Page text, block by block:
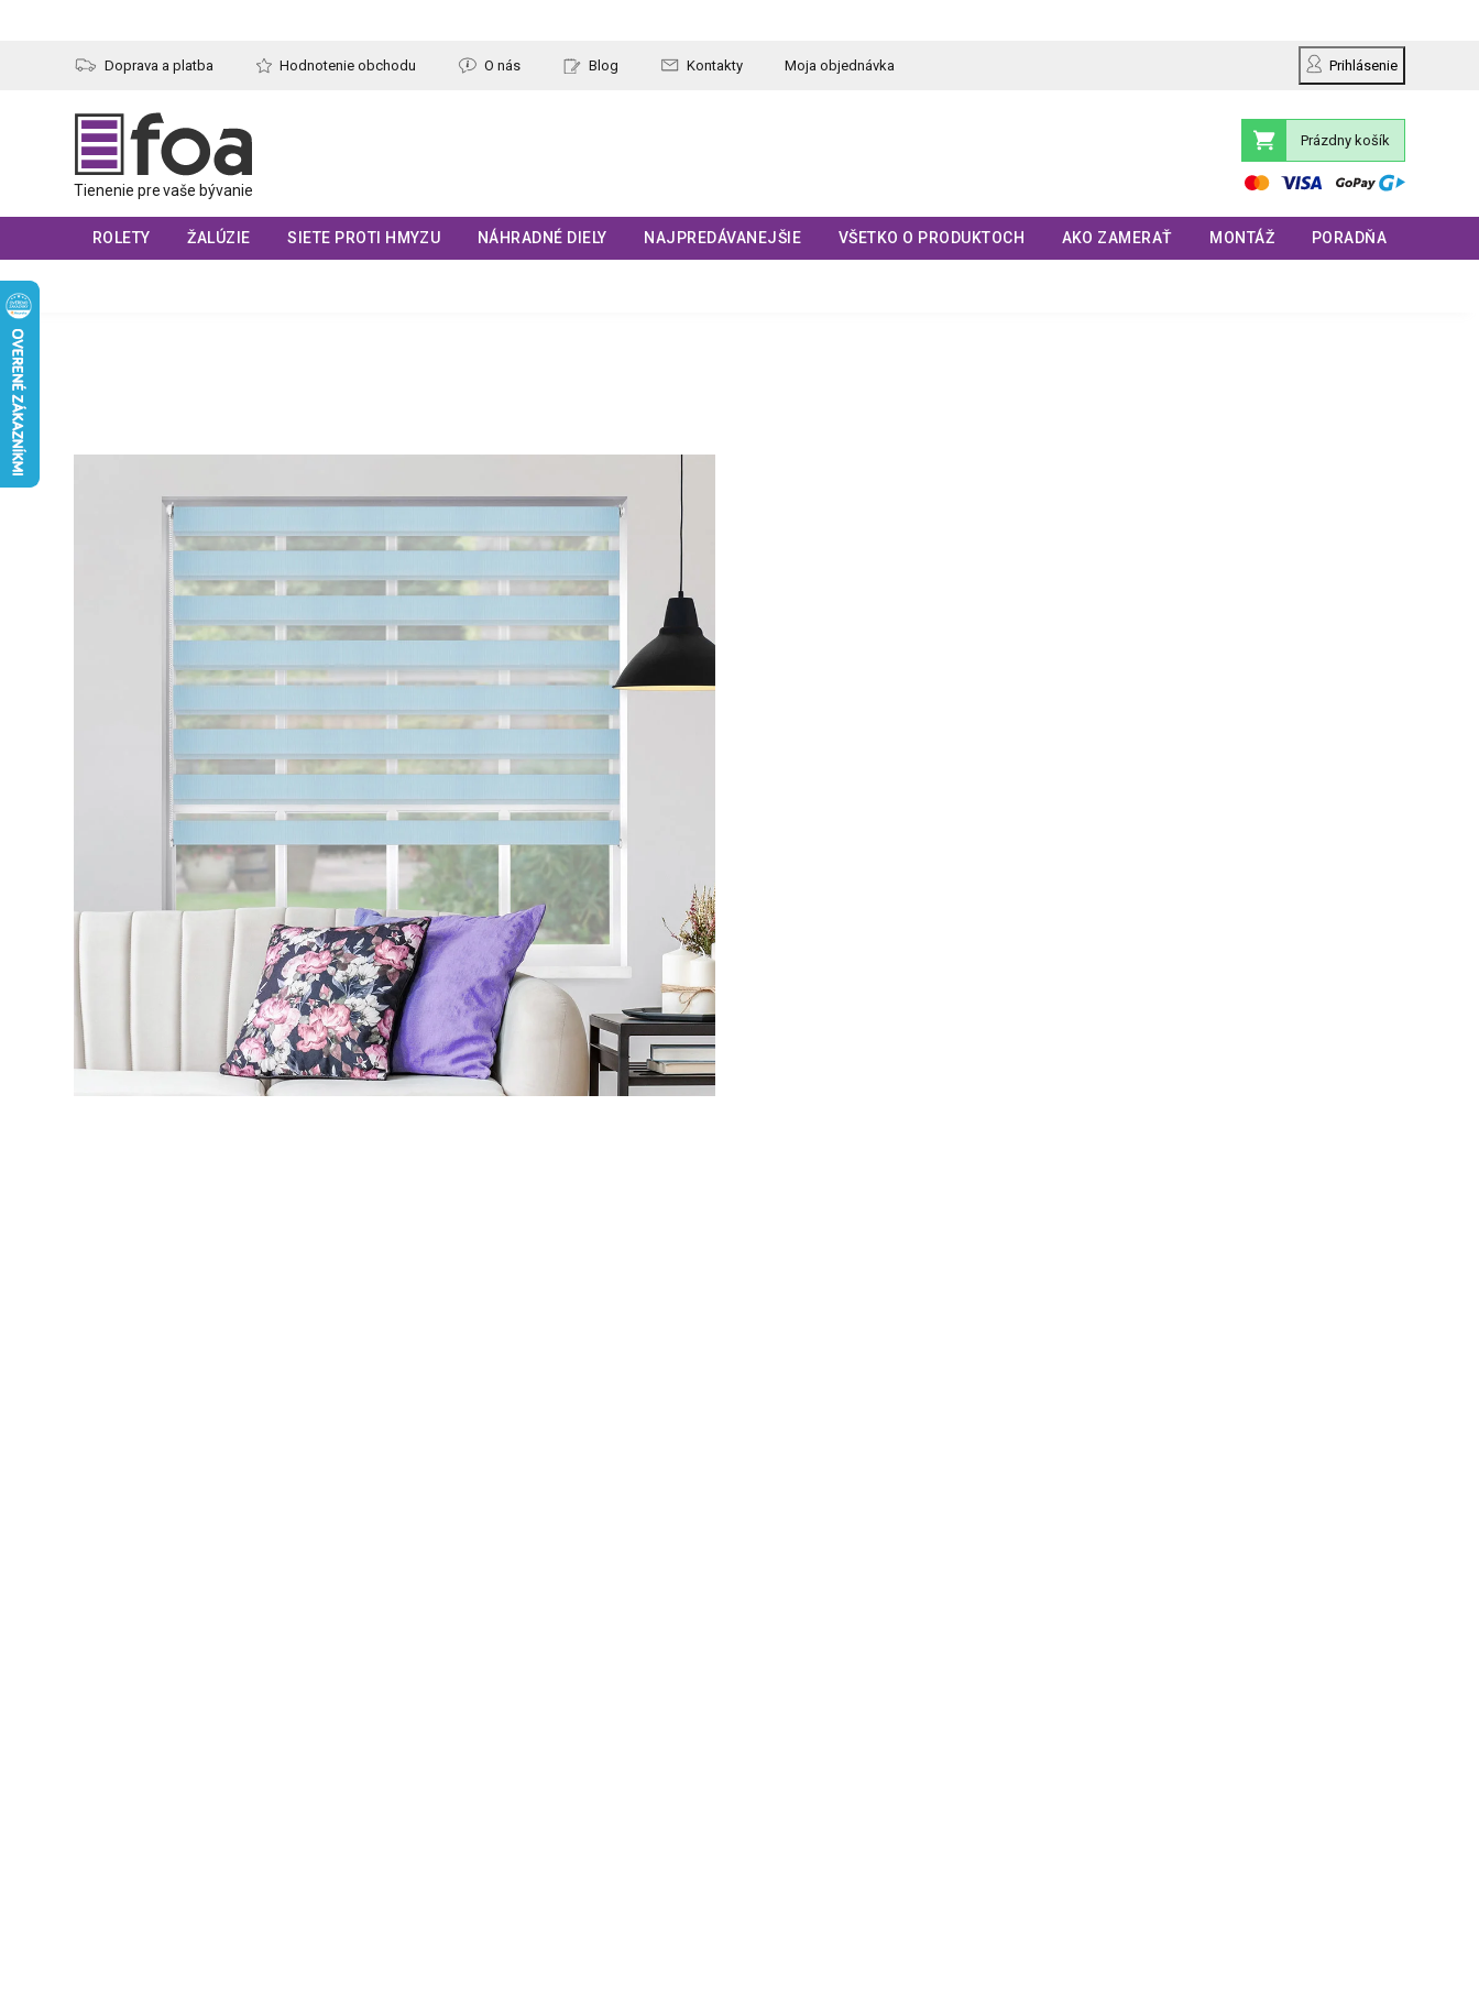
Doprava a platba Hodnotenie obchodu O nás Blog Kontakty Moja objednávka Prihlásenie
Nákupný
košík
Prázdny košík
ROLETY ŽALÚZIE SIETE PROTI HMYZU NÁHRADNÉ DIELY NAJPREDÁVANEJŠIE VŠETKO O PRODUKTOCH AKO ZAMERAŤ MONTÁŽ PORADŇA